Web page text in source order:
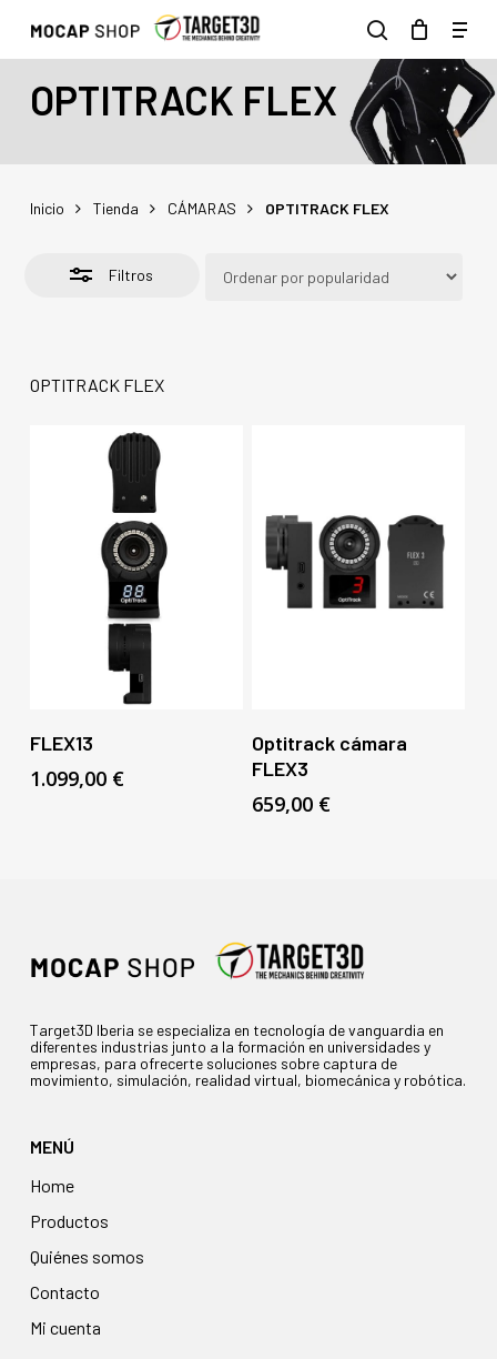
main
content
Menu
OPTITRACK FLEX
Inicio Tienda CÁMARAS OPTITRACK FLEX
Filtros
Filters
OPTITRACK FLEX
FLEX13
1.099,00 €
Optitrack cámara
FLEX3
659,00 €
Target3D Iberia se especializa en tecnología de vanguardia en
diferentes industrias junto a la formación en universidades y
empresas, para ofrecerte soluciones sobre captura de
movimiento, simulación, realidad virtual, biomecánica y robótica.
MENÚ
Home
Productos
Quiénes somos
Contacto
Mi cuenta